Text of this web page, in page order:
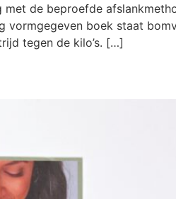
de beproefde
boek staat
tegen de kilo’s. […]